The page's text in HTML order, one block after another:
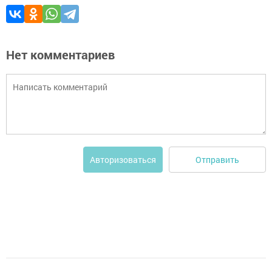
Нет комментариев
Авторизоваться Отправить